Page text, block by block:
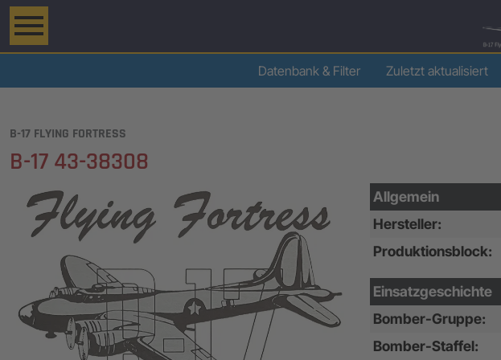
Datenbank & Filter Zuletzt aktualisiert
B-17 FLYING FORTRESS
B-17 43-38308
Allgemein
Hersteller:
Produktionsblock:
Einsatzgeschichte
Bomber-Gruppe:
Bomber-Staffel: